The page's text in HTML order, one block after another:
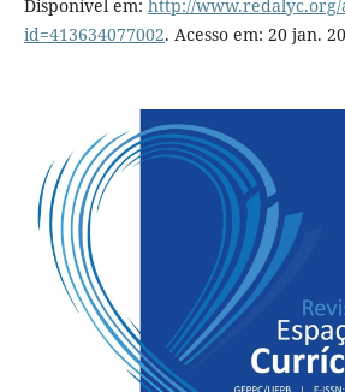
Disponível em: http://www.redalyc.org/
id=413634077002. Acesso em: 20 jan.